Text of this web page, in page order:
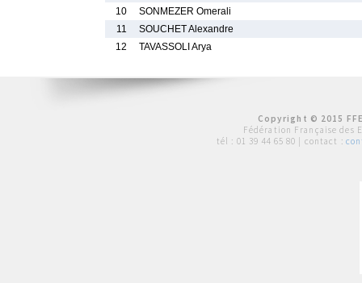
10
SONMEZER Omerali
11
SOUCHET Alexandre
12
TAVASSOLI Arya
Copyright © 2015
Fédération Française des
tél : 01 39 44 65 80 | contact :